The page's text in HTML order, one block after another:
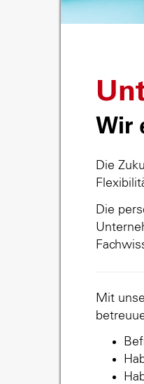
Wir
Die
Die
Mit